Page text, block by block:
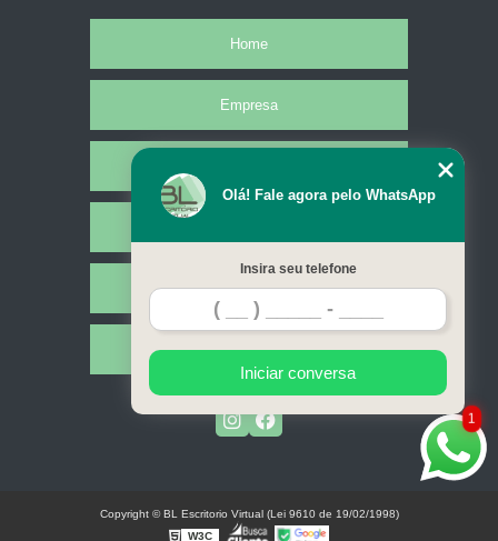
Home
Empresa
Contato
Mapa do site
1
Olá! Fale agora pelo WhatsApp
Insira seu telefone
Iniciar conversa
Copyright © BL Escritorio Virtual (Lei 9610 de 19/02/1998)
W3C